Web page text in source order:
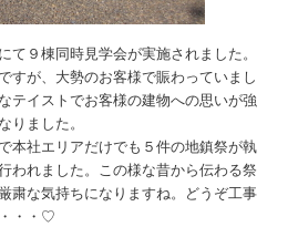
て９棟同時見学会が実施されました。
すが、大勢のお客様で賑わっていまし
テイストでお客様の建物への思いが強
りました。
本社エリアだけでも５件の地鎮祭が執
われました。この様な昔から伝わる祭
粛な気持ちになりますね。どうぞ工事
・・♡